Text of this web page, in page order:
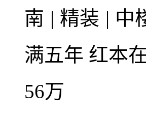
南 | 精装 | 中
满五年 红本
56万